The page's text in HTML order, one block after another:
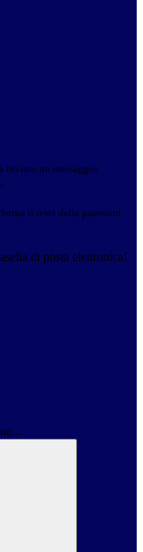
inviato un messaggio
il reset della password
di posta elettronica!